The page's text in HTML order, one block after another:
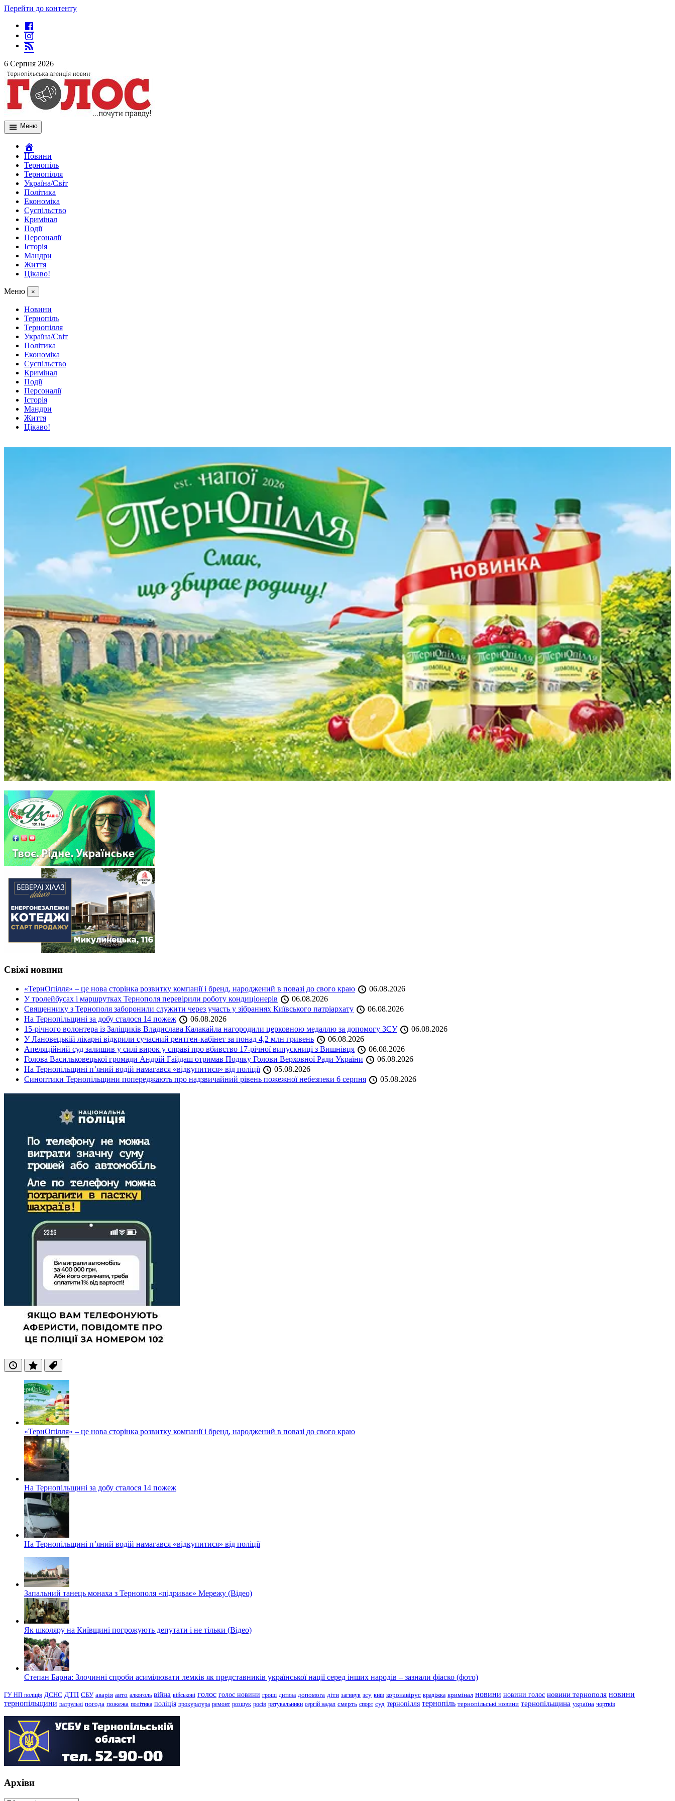
Перейти до контенту
6 Серпня 2026
Меню
Новини
Тернопіль
Тернопілля
Україна/Світ
Політика
Економіка
Суспільство
Кримінал
Події
Персоналії
Історія
Мандри
Життя
Цікаво!
Меню ×
Новини
Тернопіль
Тернопілля
Україна/Світ
Політика
Економіка
Суспільство
Кримінал
Події
Персоналії
Історія
Мандри
Життя
Цікаво!
Свіжі новини
«ТернОпілля» – це нова сторінка розвитку компанії і бренд, народжений в повазі до свого краю
06.08.2026
У тролейбусах і маршрутках Тернополя перевірили роботу кондиціонерів
06.08.2026
Священнику з Тернополя заборонили служити через участь у зібраннях Київського патріархату
06.08.2026
На Тернопільщині за добу сталося 14 пожеж
06.08.2026
15-річного волонтера із Заліщиків Владислава Калакайла нагородили церковною медаллю за допомогу ЗСУ
06.08.2026
У Лановецькій лікарні відкрили сучасний рентген-кабінет за понад 4,2 млн гривень
06.08.2026
Апеляційний суд залишив у силі вирок у справі про вбивство 17-річної випускниці з Вишнівця
06.08.2026
Голова Васильковецької громади Андрій Гайдаш отримав Подяку Голови Верховної Ради України
06.08.2026
На Тернопільщині п’яний водій намагався «відкупитися» від поліції
05.08.2026
Синоптики Тернопільщини попереджають про надзвичайний рівень пожежної небезпеки 6 серпня
05.08.2026
ОстанніПопулярні
Теги
«ТернОпілля» – це нова сторінка розвитку компанії і бренд, народжений в повазі до свого краю
На Тернопільщині за добу сталося 14 пожеж
На Тернопільщині п’яний водій намагався «відкупитися» від поліції
Запальний танець монаха з Тернополя «підриває» Мережу (Відео)
Як школяру на Київщині погрожують депутати і не тільки (Відео)
Степан Барна: Злочинні спроби асимілювати лемків як представників української нації серед інших народів – зазнали фіаско (фото)
ГУ НП поліція ДСНС ДТП СБУ аварія авто алкоголь війна військові голос голос новини гроші дитина допомога діти загинув зсу київ коронавірус крадіжка кримінал новини новини голос новини тернополя новини
тернопільщини патрульні погода пожежа політика поліція прокуратура ремонт розшук росія рятувальники сергій надал смерть спорт суд тернопілля тернопіль тернопільські новини тернопільщина україна чортків
Архіви